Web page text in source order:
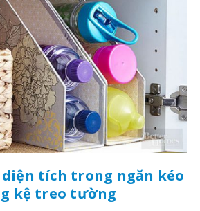
diện tích trong ngăn kéo
kệ treo tường